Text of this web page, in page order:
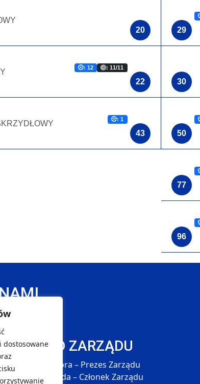
dostosowane
20
: 12 : 11/11
22
: 1
43
29
30
50
77
96
SKŁAD ZARZĄDU
Marcin Skóra – Prezes Zarządu
Maciej Hołda – Członek Zarządu